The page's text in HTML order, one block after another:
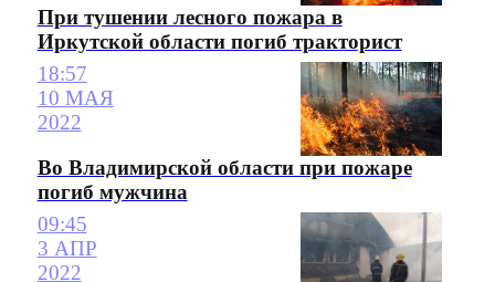
При тушении лесного пожара в
Иркутской области погиб тракторист
18:57
10 МАЯ
2022
Во Владимирской области при пожаре
погиб мужчина
09:45
3 АПР
2022